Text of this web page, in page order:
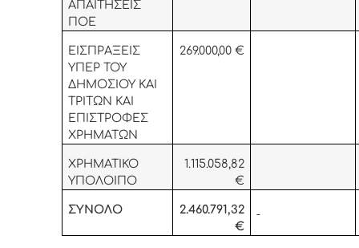
ΑΠΑΙΤΗΣΕΙΣ
ΠΟΕ
ΕΙΣΠΡΑΞΕΙΣ
ΥΠΕΡ ΤΟΥ
ΔΗΜΟΣΙΟΥ ΚΑΙ
ΤΡΙΤΩΝ ΚΑΙ
ΕΠΙΣΤΡΟΦΕΣ
ΧΡΗΜΑΤΩΝ
269.000,00 €
ΧΡΗΜΑΤΙΚΟ
ΥΠΟΛΟΙΠΟ
1.115.058,82
€
ΣΥΝΟΛΟ
2.460.791,32
€